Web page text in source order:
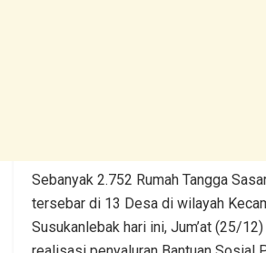
Sebanyak 2.752 Rumah Tangga
tersebar di 13 Desa di wilayah
Susukanlebak hari ini, Jum’at (25/